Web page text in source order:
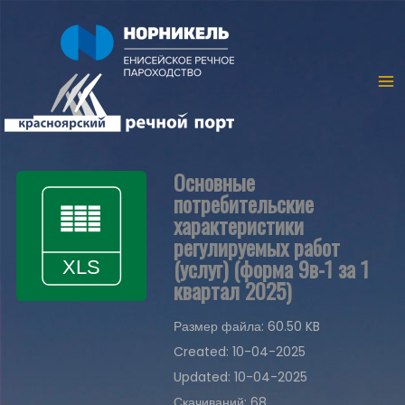
Основные
потребительские
характеристики
регулируемых работ
(услуг) (форма 9в-1 за 1
квартал 2025)
Размер файла: 60.50 KB
Created: 10-04-2025
Updated: 10-04-2025